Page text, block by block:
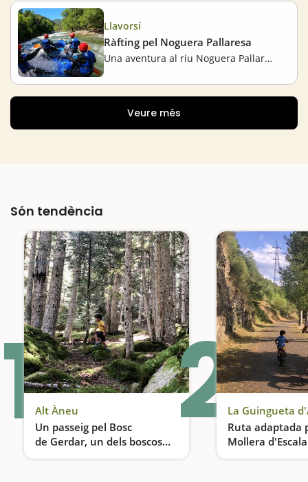
Llavorsí
Ràfting pel Noguera Pallaresa
Una aventura al riu Noguera Pallaresa
Veure més
Són tendència
1Alt Àneu
Un passeig pel Bosc
de Gerdar, un dels boscos
amb més avets d'Europa
Una excursió per veure i sentir l'essència dels Pirineus Catalans en família
2La Guingueta
Ruta adaptada
Mollera
l'embassament
Una excursió a